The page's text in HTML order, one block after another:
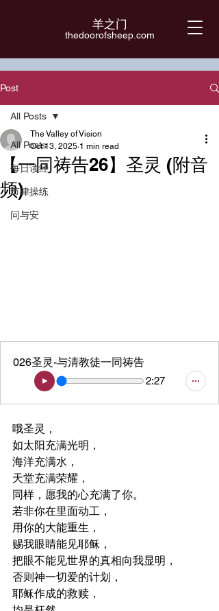
羊之门
​thedoorofsheep.com
Post
All Posts
每日读经
节律操练
问与安
All Posts
【一同祷告26】圣灵 (附音
频)
The Valley of Vision
Oct 13, 2025 1 min read
026圣灵-与清教徒一同祷告
2:27
哦圣灵，
如太阳充满光明，
海洋充满水，
天堂充满荣耀，
同样，愿我的心充满了你。
若非你在里面动工，
用你的大能重生，
赐我眼睛能见耶稣，
把眼不能见世界的真相向我显明，
否则神一切爱的计划，
耶稣作成的救赎，